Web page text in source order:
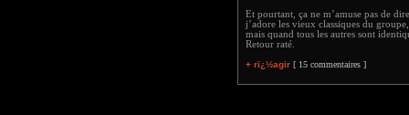
Et pourtant, ça ne m’amuse pas de
j’adore les vieux classiques du
mais quand tous les autres sont
Retour raté.
+ rï¿½agir [ 15 commentaires ]